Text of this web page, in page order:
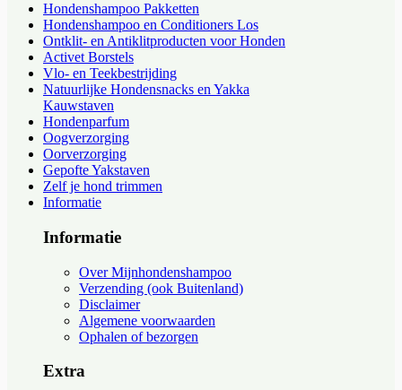
Hondenshampoo Pakketten
Hondenshampoo en Conditioners Los
Ontklit- en Antiklitproducten voor Honden
Activet Borstels
Vlo- en Teekbestrijding
Natuurlijke Hondensnacks en Yakka
Kauwstaven
Hondenparfum
Oogverzorging
Oorverzorging
Gepofte Yakstaven
Zelf je hond trimmen
Informatie
Informatie
Over Mijnhondenshampoo
Verzending (ook Buitenland)
Disclaimer
Algemene voorwaarden
Ophalen of bezorgen
Extra